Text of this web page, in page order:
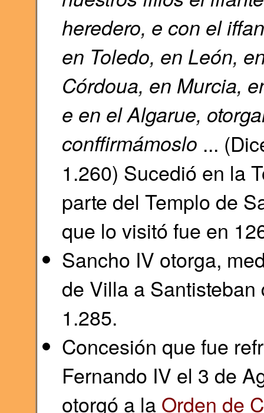
heredero, e con el
en Toledo, en León,
Córdoua, en Murcia,
e en el Algarue,
conffirmámoslo ...
1.260) Sucedió en la
parte del Templo de
que lo visitó fue en
Sancho IV otorga,
de Villa a
1.285.
Concesión que fue
Fernando IV el 3 de
otorgó a la Orden de